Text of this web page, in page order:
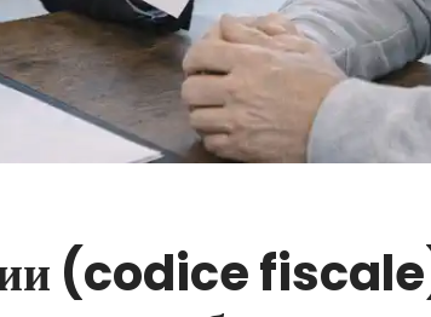
(codice fiscale)